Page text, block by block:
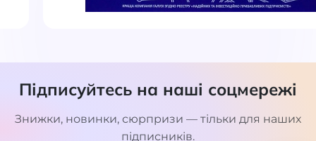
Підписуйтесь на наші соцмережі
Знижки, новинки, сюрпризи — тільки для наших
підписників.